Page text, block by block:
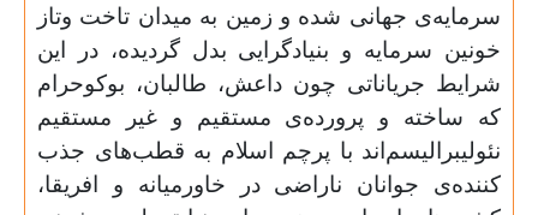
سرمایه‌ی جهانی شده و زمین به میدان تاخت وتاز
خونین سرمایه و بنیادگرایی بدل گردیده، در این
شرایط جریاناتی چون داعش، طالبان، بوکوحرام
که ساخته و پرورده‌ی مستقیم و غیر مستقیم
نئولیبرالیسم‌اند با پرچم اسلام به قطب‌های جذب
کننده‌ی جوانان ناراضی در خاورمیانه و افریقا،